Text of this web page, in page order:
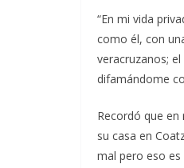
“En mi vida
como él, con
veracruzanos;
difamándome
Recordó que
su casa en
mal pero eso